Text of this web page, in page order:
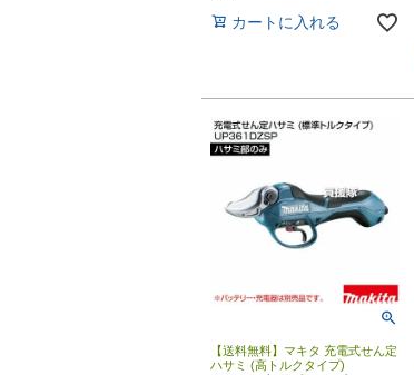
カートに入れる
【送料無料】マキタ 充電式せん定
ハサミ (高トルクタイプ)